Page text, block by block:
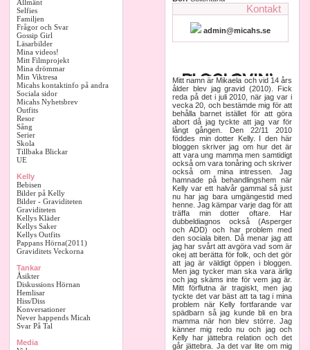
Allmänt
Selfies
Familjen
Frågor och Svar
Gossip Girl
Läsarbilder
Mina videos!
Mitt Filmprojekt
Mina drömmar
Min Viktresa
Micahs kontaktinfo på andra
Sociala sidor
Micahs Nyhetsbrev
Outfits
Resor
Sång
Serier
Skola
Tillbaka Blickar
UE
Kelly
Bebisen
Bilder på Kelly
Bilder - Graviditeten
Graviditeten
Kellys Kläder
Kellys Saker
Kellys Outfits
Pappans Hörna(2011)
Graviditets Veckorna
Tankar
Åsikter
Diskussions Hörnan
Hemlisar
Hiss/Diss
Konversationer
Never happends Micah
Svar På Tal
Media
Kontakt
admin@micahs.se
Mitt namn är Mikaela och vid 14 års
ålder blev jag gravid (2010). Fick
reda på det i juli 2010, när jag var i
vecka 20, och bestämde mig för att
behålla barnet istället för att göra
abort då jag tyckte att jag var för
långt gången. Den 22/11 2010
föddes min dotter Kelly. I den här
bloggen skriver jag om hur det är
att vara ung mamma men samtidigt
också om vara tonåring och skriver
också om mina intressen. Jag
hamnade på behandlingshem när
Kelly var ett halvår gammal så just
nu har jag bara umgängestid med
henne. Jag kämpar varje dag för att
träffa min dotter oftare. Har
dubbeldiagnos också (Asperger
och ADD) och har problem med
den sociala biten. Då menar jag att
jag har svårt att avgöra vad som är
okej att berätta för folk, och det gör
att jag är väldigt öppen i bloggen.
Men jag tycker man ska vara ärlig
och jag skäms inte för vem jag är.
Mitt förflutna är tragiskt, men jag
tyckte det var bäst att ta tag i mina
problem när Kelly fortfarande var
spädbarn så jag kunde bli en bra
mamma när hon blev större. Jag
känner mig redo nu och jag och
Kelly har jättebra relation och det
går jättebra. Ja det var lite om mig